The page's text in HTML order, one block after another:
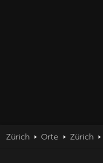
Zürich Orte Zürich